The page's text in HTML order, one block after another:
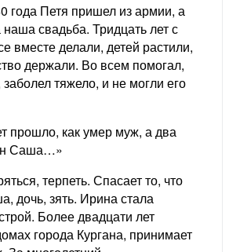
года Петя пришел из армии, а
свадьба. Тридцать лет с
вместе делали, детей растили,
держали. Во всем помогал,
тяжело, и не могли его
прошло, как умер муж, а два
Саша…»
терпеть. Спасает то, что
дочь, зять. Ирина стала
Более двадцати лет
города Кургана, принимает